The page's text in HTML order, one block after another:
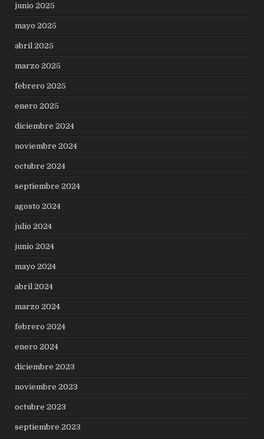
junio 2025
mayo 2025
abril 2025
marzo 2025
febrero 2025
enero 2025
diciembre 2024
noviembre 2024
octubre 2024
septiembre 2024
agosto 2024
julio 2024
junio 2024
mayo 2024
abril 2024
marzo 2024
febrero 2024
enero 2024
diciembre 2023
noviembre 2023
octubre 2023
septiembre 2023